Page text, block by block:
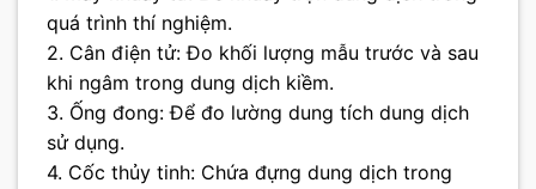
quá trình thí nghiệm.
2. Cân điện tử: Đo khối lượng mẫu trước và sau
khi ngâm trong dung dịch kiềm.
3. Ống đong: Để đo lường dung tích dung dịch
sử dụng.
4. Cốc thủy tinh: Chứa đựng dung dịch trong